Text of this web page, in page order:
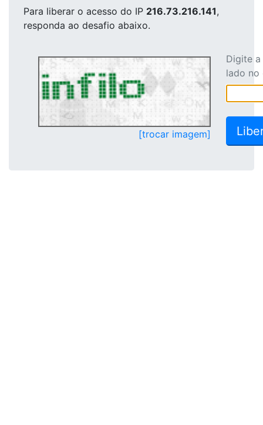
Para liberar o acesso do IP 216.73.216.141,
responda ao desafio abaixo.
[trocar imagem]
Digite
lado no